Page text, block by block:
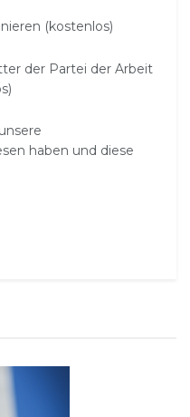
(kostenlos)
der Partei der Arbeit
haben und diese